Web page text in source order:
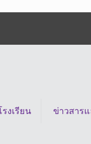
งเรียน ข่าวสาร